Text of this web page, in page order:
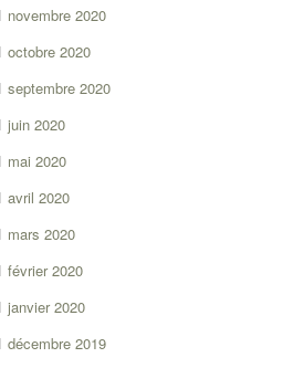
novembre 2020
octobre 2020
septembre 2020
juin 2020
mai 2020
avril 2020
mars 2020
février 2020
janvier 2020
décembre 2019